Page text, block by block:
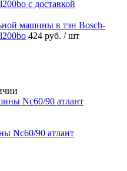
машины в тэн Bosch-
424 руб. / шт
Nc60/90 атлант